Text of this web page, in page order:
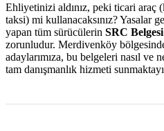
Ehliyetinizi aldınız, peki ticari araç
taksi) mi kullanacaksınız? Yasalar
yapan tüm sürücülerin SRC Belgesi
zorunludur. Merdivenköy
adaylarımıza, bu belgeleri nasıl ve
tam danışmanlık hizmeti